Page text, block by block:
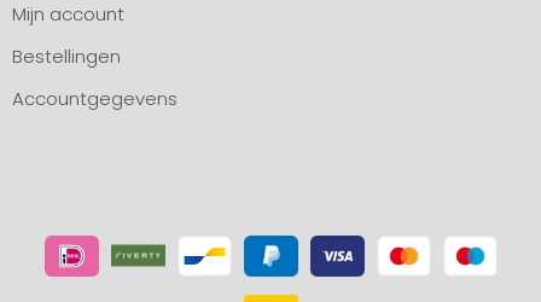
Mijn account
Bestellingen
Accountgegevens